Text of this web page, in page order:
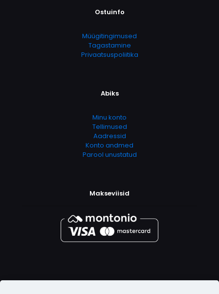
Ostuinfo
Müügitingimused
Tagastamine
Privaatsuspoliitika
Abiks
Minu konto
Tellimused
Aadressid
Konto andmed
Parool unustatud
Makseviisid